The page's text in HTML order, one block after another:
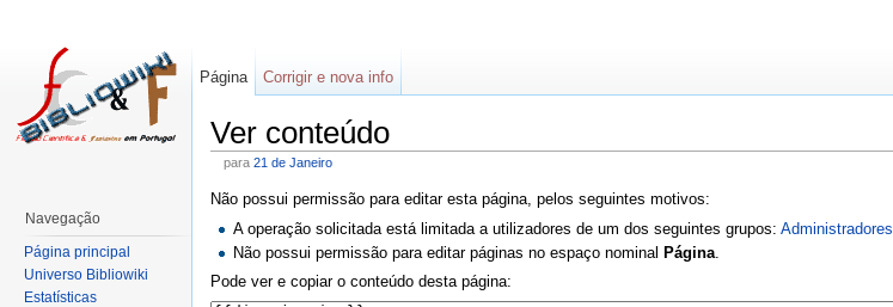
Ver conteúdo
para 21 de Janeiro
Não possui permissão para editar esta página, pelos seguintes motivos:
A operação solicitada está limitada a utilizadores de um dos seguintes grupos:Administradores
Não possui permissão para editar páginas no espaço nominal Página.
Pode ver e copiar o conteúdo desta página:
Página Corrigir e nova info
Navegação
Página principal
Universo Bibliowiki
Estatísticas